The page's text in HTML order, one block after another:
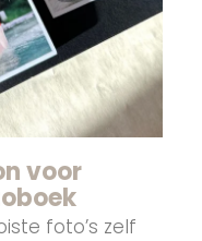
voor
foto’s zelf